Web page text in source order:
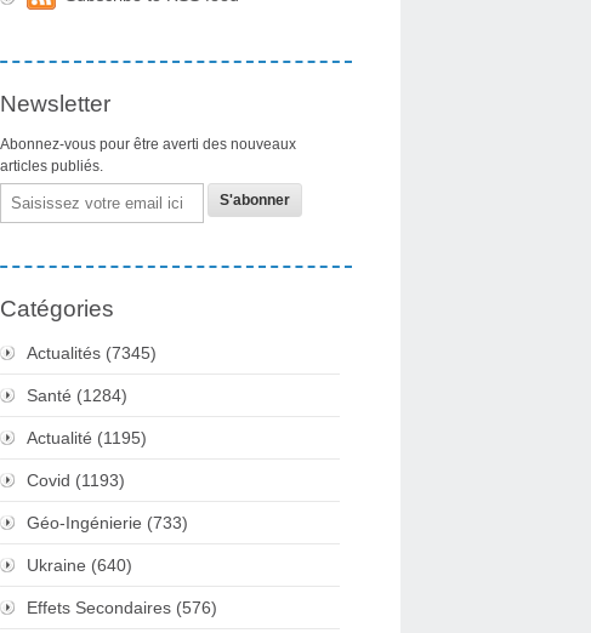
Newsletter
Abonnez-vous pour être averti des nouveaux
articles publiés.
Email
Catégories
Actualités (7345)
Santé (1284)
Actualité (1195)
Covid (1193)
Géo-Ingénierie (733)
Ukraine (640)
Effets Secondaires (576)